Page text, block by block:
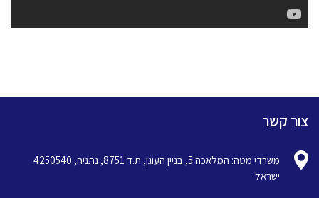
צור קשר
משרדי מטה: המלאכה 5, בניין העוגן, ת.ד 8751, נתניה, 4250540
ישראל